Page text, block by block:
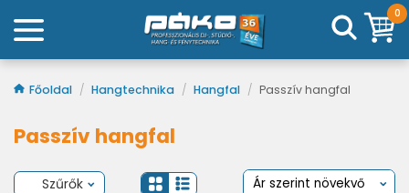
0
Főoldal / Hangtechnika / Hangfal / Passzív hangfal
Passzív hangfal
Szűrők